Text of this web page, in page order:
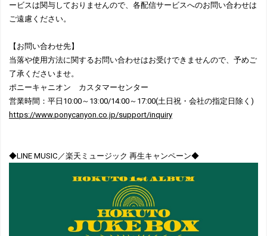
ービスは関与しておりませんので、各配信サービスへのお問い合わせは
ご遠慮ください。
【お問い合わせ先】
当落や使用方法に関するお問い合わせはお受けできませんので、予めご
了承くださいませ。
ポニーキャニオン カスタマーセンター
営業時間：平日10:00～13:00/14:00～17:00(土日祝・会社の指定日除く)
https://www.ponycanyon.co.jp/support/inquiry
◆LINE MUSIC／楽天ミュージック 再生キャンペーン◆